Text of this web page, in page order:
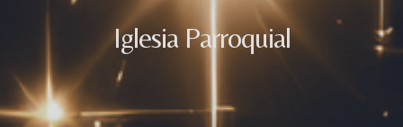
Iglesia Parroquial